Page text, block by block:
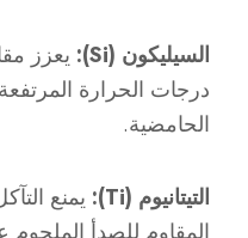
السيليكون (Si):
يعزز
درجات الحرارة
الحامضية.
التيتانيوم (Ti):
يمنع
المقاوم للصدأ